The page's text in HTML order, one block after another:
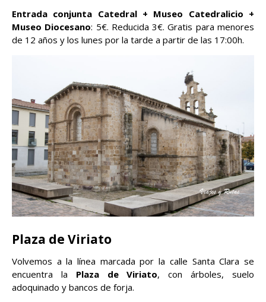
Entrada conjunta Catedral + Museo Catedralicio +
Museo Diocesano: 5€. Reducida 3€. Gratis para menores
de 12 años y los lunes por la tarde a partir de las 17:00h.
Plaza de Viriato
Volvemos a la línea marcada por la calle Santa Clara se
encuentra la Plaza de Viriato, con árboles, suelo
adoquinado y bancos de forja.